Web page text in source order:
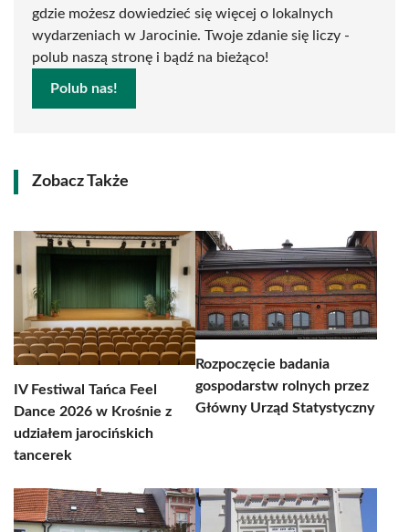
gdzie możesz dowiedzieć się więcej o lokalnych
wydarzeniach w Jarocinie. Twoje zdanie się liczy -
polub naszą stronę i bądź na bieżąco!
Polub nas!
Zobacz Także
IV Festiwal Tańca Feel
Dance 2026 w Krośnie z
udziałem jarocińskich
tancerek
Rozpoczęcie badania
gospodarstw rolnych przez
Główny Urząd Statystyczny